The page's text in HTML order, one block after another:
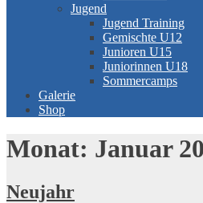
Jugend
Jugend Training
Gemischte U12
Junioren U15
Juniorinnen U18
Sommercamps
Galerie
Shop
Monat: Januar
Neujahr